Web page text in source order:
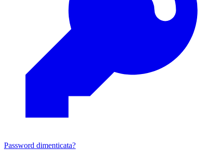
Password dimenticata?